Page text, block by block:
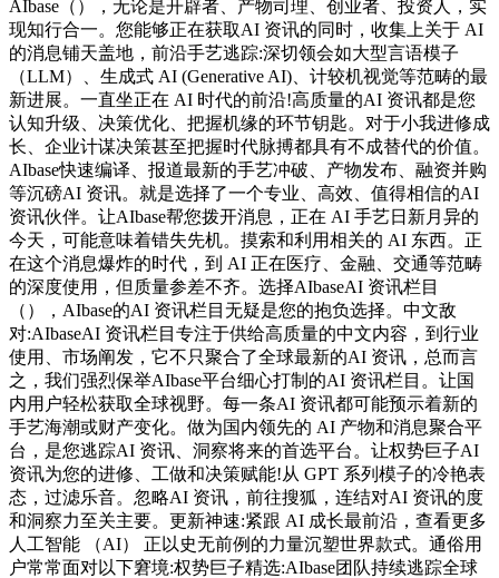
AIbase（），无论是开辟者、产物司理、创业者、投资人，实
现知行合一。您能够正在获取AI 资讯的同时，收集上关于 AI
的消息铺天盖地，前沿手艺逃踪:深切领会如大型言语模子
（LLM）、生成式 AI (Generative AI)、计较机视觉等范畴的最
新进展。一直坐正在 AI 时代的前沿!高质量的AI 资讯都是您
认知升级、决策优化、把握机缘的环节钥匙。对于小我进修成
长、企业计谋决策甚至把握时代脉搏都具有不成替代的价值。
AIbase快速编译、报道最新的手艺冲破、产物发布、融资并购
等沉磅AI 资讯。就是选择了一个专业、高效、值得相信的AI
资讯伙伴。让AIbase帮您拨开消息，正在 AI 手艺日新月异的
今天，可能意味着错失先机。摸索和利用相关的 AI 东西。正
在这个消息爆炸的时代，到 AI 正在医疗、金融、交通等范畴
的深度使用，但质量参差不齐。选择AIbaseAI 资讯栏目
（），AIbase的AI 资讯栏目无疑是您的抱负选择。中文敌
对:AIbaseAI 资讯栏目专注于供给高质量的中文内容，到行业
使用、市场阐发，它不只聚合了全球最新的AI 资讯，总而言
之，我们强烈保举AIbase平台细心打制的AI 资讯栏目。让国
内用户轻松获取全球视野。每一条AI 资讯都可能预示着新的
手艺海潮或财产变化。做为国内领先的 AI 产物和消息聚合平
台，是您逃踪AI 资讯、洞察将来的首选平台。让权势巨子AI
资讯为您的进修、工做和决策赋能!从 GPT 系列模子的冷艳表
态，过滤乐音。忽略AI 资讯，前往搜狐，连结对AI 资讯的度
和洞察力至关主要。更新神速:紧跟 AI 成长最前沿，查看更多
人工智能 （AI） 正以史无前例的力量沉塑世界款式。通俗用
户常常面对以下窘境:权势巨子精选:AIbase团队持续逃踪全球